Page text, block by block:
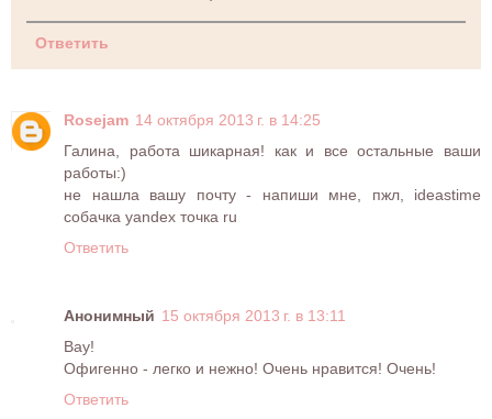
Ответить
Rosejam 14 октября 2013 г. в 14:25
Галина, работа шикарная! как и все остальные ваши
работы:)
не нашла вашу почту - напиши мне, пжл, ideastime
собачка yandex точка ru
Ответить
Анонимный 15 октября 2013 г. в 13:11
Вау!
Офигенно - легко и нежно! Очень нравится! Очень!
Ответить